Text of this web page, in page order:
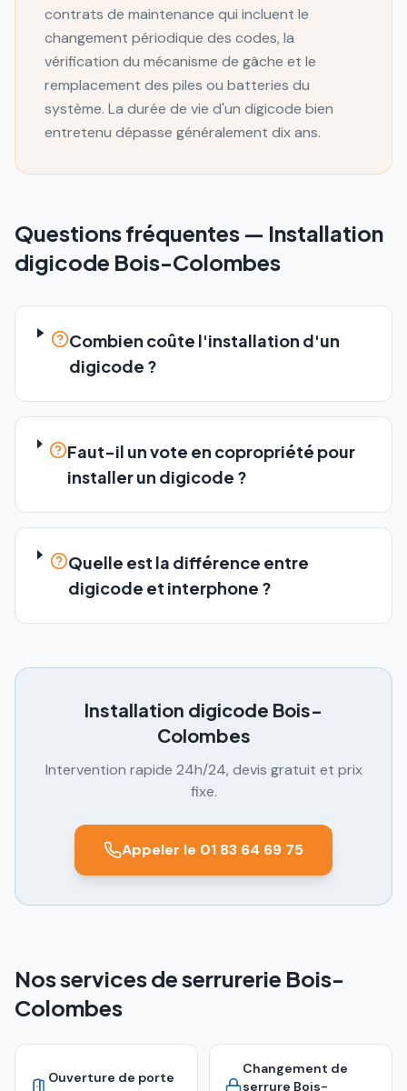
contrats de maintenance qui incluent le
changement périodique des codes, la
vérification du mécanisme de gâche et le
remplacement des piles ou batteries du
système. La durée de vie d'un digicode bien
entretenu dépasse généralement dix ans.
Questions fréquentes — Installation
digicode Bois-Colombes
Combien coûte l'installation d'un
digicode ?
Faut-il un vote en copropriété pour
installer un digicode ?
Quelle est la différence entre
digicode et interphone ?
Installation digicode Bois-
Colombes
Intervention rapide 24h/24, devis gratuit et prix
fixe.
Appeler le 01 83 64 69 75
Nos services de serrurerie Bois-
Colombes
Ouverture de porte
Changement de
serrure Bois-